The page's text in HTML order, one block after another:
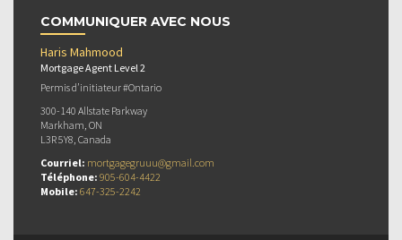
COMMUNIQUER AVEC NOUS
Haris Mahmood
Mortgage Agent Level 2
Permis d’initiateur #Ontario
300-140 Allstate Parkway
Markham, ON
L3R 5Y8, Canada
Courriel: mortgagegruuu@gmail.com
Téléphone: 905-604-4422
Mobile: 647-325-2242